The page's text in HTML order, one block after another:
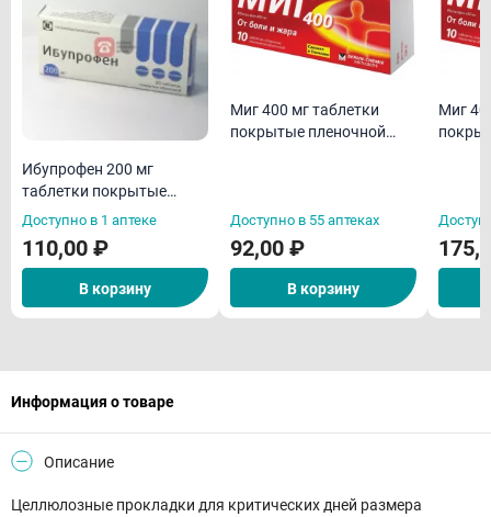
Ибупрофен 200 мг
таблетки покрытые
оболочкой N20
Доступно в 1 аптеке
110,00 ₽
В корзину
Миг 400 мг таблетки
покрытые пленочной
Доступно в 55 аптеках
92,00 ₽
В корзину
Миг
Информация о товаре
Описание
Целлюлозные прокладки для критических дней размера